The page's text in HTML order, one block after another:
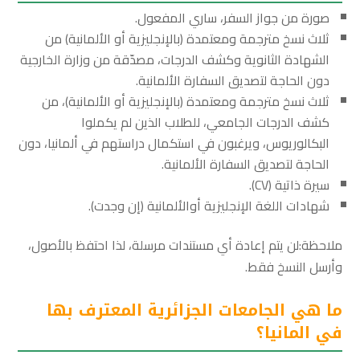
صورة من جواز السفر، ساري المفعول.
ثلاث نسخ مترجمة ومعتمدة (بالإنجليزية أو الألمانية) من
الشهادة الثانوية وكشف الدرجات، مصدّقة من وزارة الخارجية
دون الحاجة لتصديق السفارة الألمانية.
ثلاث نسخ مترجمة ومعتمدة (بالإنجليزية أو الألمانية)، من
كشف الدرجات الجامعي، للطلاب الذين لم يكملوا
البكالوريوس، ويرغبون في استكمال دراستهم في ألمانيا، دون
الحاجة لتصديق السفارة الألمانية.
سيرة ذاتية (CV).
شهادات اللغة الإنجليزية أوالألمانية (إن وجدت).
ملاحظة:لن يتم إعادة أي مستندات مرسلة، لذا احتفظ بالأصول،
وأرسل النسخ فقط.
ما هي الجامعات الجزائرية المعترف بها
في المانيا؟